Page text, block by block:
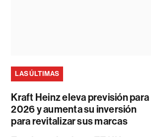
LAS ÚLTIMAS
Kraft Heinz eleva previsión para
2026 y aumenta su inversión
para revitalizar sus marcas